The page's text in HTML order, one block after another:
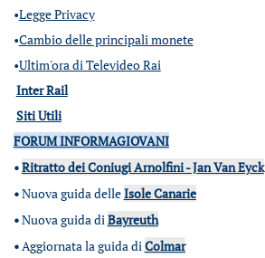
•Legge Privacy
•Cambio delle principali monete
•Ultim'ora di Televideo Rai
Inter Rail
Siti Utili
FORUM INFORMAGIOVANI
•Ritratto dei Coniugi Arnolfini - Jan Van Eyck
•Nuova guida delleIsole Canarie
•Nuova guida diBayreuth
•Aggiornata la guida diColmar